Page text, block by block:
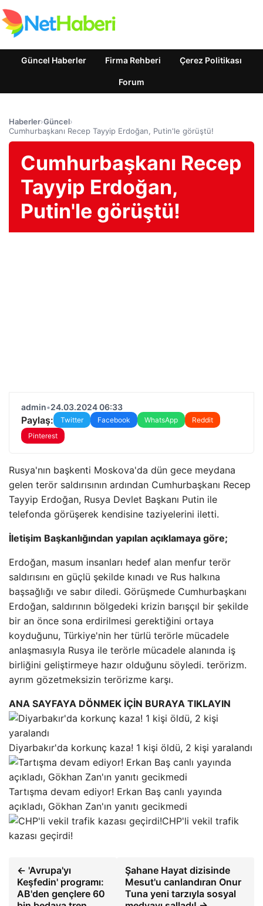
Güncel Haberler Firma Rehberi Çerez Politikası
Forum
Haberler›Güncel›
Cumhurbaşkanı Recep Tayyip Erdoğan, Putin'le görüştü!
Cumhurbaşkanı Recep
Tayyip Erdoğan,
Putin'le görüştü!
admin•24.03.2024 06:33
Paylaş: Twitter Facebook WhatsApp
Reddit
Pinterest
Rusya'nın başkenti Moskova'da dün gece meydana
gelen terör saldırısının ardından Cumhurbaşkanı Recep
Tayyip Erdoğan, Rusya Devlet Başkanı Putin ile
telefonda görüşerek kendisine taziyelerini iletti.
İletişim Başkanlığından yapılan açıklamaya göre;
Erdoğan, masum insanları hedef alan menfur terör
saldırısını en güçlü şekilde kınadı ve Rus halkına
başsağlığı ve sabır diledi. Görüşmede Cumhurbaşkanı
Erdoğan, saldırının bölgedeki krizin barışçıl bir şekilde
bir an önce sona erdirilmesi gerektiğini ortaya
koyduğunu, Türkiye'nin her türlü terörle mücadele
anlaşmasıyla Rusya ile terörle mücadele alanında iş
birliğini geliştirmeye hazır olduğunu söyledi. terörizm.
ayrım gözetmeksizin terörizme karşı.
ANA SAYFAYA DÖNMEK İÇİN BURAYA TIKLAYIN
Diyarbakır'da korkunç kaza! 1 kişi öldü, 2 kişi yaralandı
Tartışma devam ediyor! Erkan Baş canlı yayında
açıkladı, Gökhan Zan'ın yanıtı gecikmedi
CHP'li vekil trafik
kazası geçirdi!
← 'Avrupa'yı
Keşfedin' programı:
AB'den gençlere 60
Şahane Hayat dizisinde
Mesut'u canlandıran Onur
Tuna yeni tarzıyla sosyal